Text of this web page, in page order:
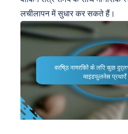
लचीलापन में सुधार कर सकते हैं।